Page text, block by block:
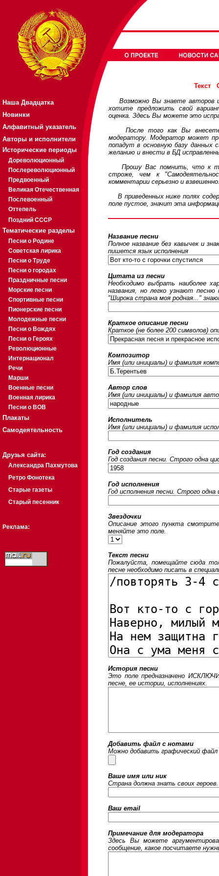
Наша Двадцатка
Новинки
Алфавитный указатель
Авторы и исполнители
Исторические периоды
Дореволюционный
Послереволюционный
Предвоенный
Великая Отечественная
Послевоенный
Оттепель
Поздний СССР
Тематические разделы
Песни о Родине
Советская лирика
Песни о Труде
Песни о городах
Праздничные песни
Морские песни
Спортивные песни
Пионерские песни
Молодежные песни
Песни о Вождях
Песни о Героях
Революционные
Интернационал
Речи
Марши
Военные песни
Военная лирика
Песни о ВОВ
Плакаты
Самодеятельность
Друзья сайта:
Александра Пахмутова
Ретро Фонотека
Старые газеты
Старый песенник
Реклама:
Текст
Возможно Вы знаете авторов
хотите предложить свой
оценка. Здесь Вы можете это
После того как Вы внесете
модератору. Модератор может
попадут в основную базу
желанию и внести в БД
Прошу Вас помнить, что к
строже, чем к
комментарии серьезно и
В приведенных ниже полях
поле пустое, значит эта
Название песни
Полное название без кавычек и
пишется язык исполнения
Цитата из песни
Необходимо выбрать наиболее
названия, но легко узнают
"Широка страна моя родная..."
Краткое описание песни
Краткое (не более 200 символов)
Композитор
Имя (или инициалы) и фамилия
Автор слов
Имя (или инициалы) и фамилия
Исполнитель
Имя (или инициалы) и фамилия
Год создания
Год создания песни. Строго одна
Год исполнения
Год исполнения песни. Строго
Звездочки
Описание этого пункта
меняйте это поле.
Текст песни
Пожалуйста, помещайте сюда
песне необходимо писать в
История песни
Это поле предназначено
песне, ее истории, исполнениях.
Добавить файл с нотами
Можно добавить графический
Ваше имя или ник
Страна должна знать своих
Ваш email
Примечание для модератора
Здесь Вы можете
сообщение, какое посчитаете